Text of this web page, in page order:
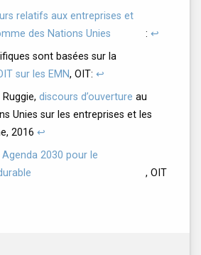
relatifs aux entreprises et
des Nations Unies
: ↩
sont basées sur la
sur les EMN, OIT: ↩
discours d’ouverture au
Unies sur les entreprises et les
2016 ↩
2030 pour le
, OIT